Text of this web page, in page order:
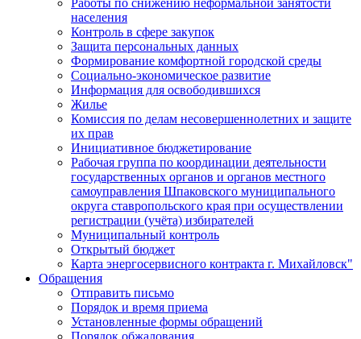
Работы по снижению неформальной занятости
населения
Контроль в сфере закупок
Защита персональных данных
Формирование комфортной городской среды
Социально-экономическое развитие
Информация для освободившихся
Жилье
Комиссия по делам несовершеннолетних и защите
их прав
Инициативное бюджетирование
Рабочая группа по координации деятельности
государственных органов и органов местного
самоуправления Шпаковского муниципального
округа ставропольского края при осуществлении
регистрации (учёта) избирателей
Муниципальный контроль
Открытый бюджет
Карта энергосервисного контракта г. Михайловск"
Обращения
Отправить письмо
Порядок и время приема
Установленные формы обращений